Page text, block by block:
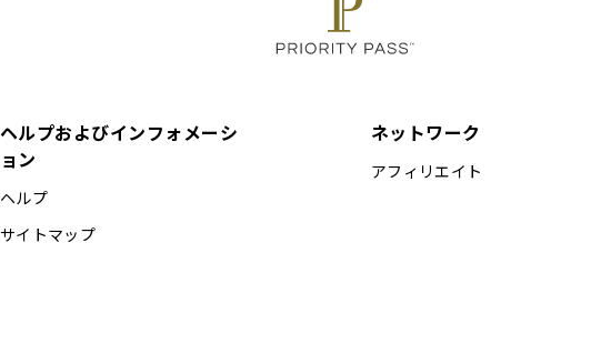
ヘルプおよびインフォメーシ
ョン
ヘルプ
サイトマップ
ネットワーク
アフィリエイト